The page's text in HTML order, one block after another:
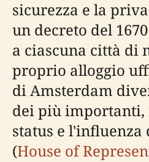
sicurezza e la
un decreto del
a ciascuna città di
proprio alloggio
di Amsterdam
dei più
status e l'influenza
(House of